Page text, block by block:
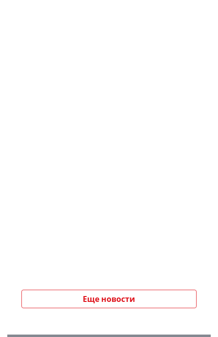
Еще новости